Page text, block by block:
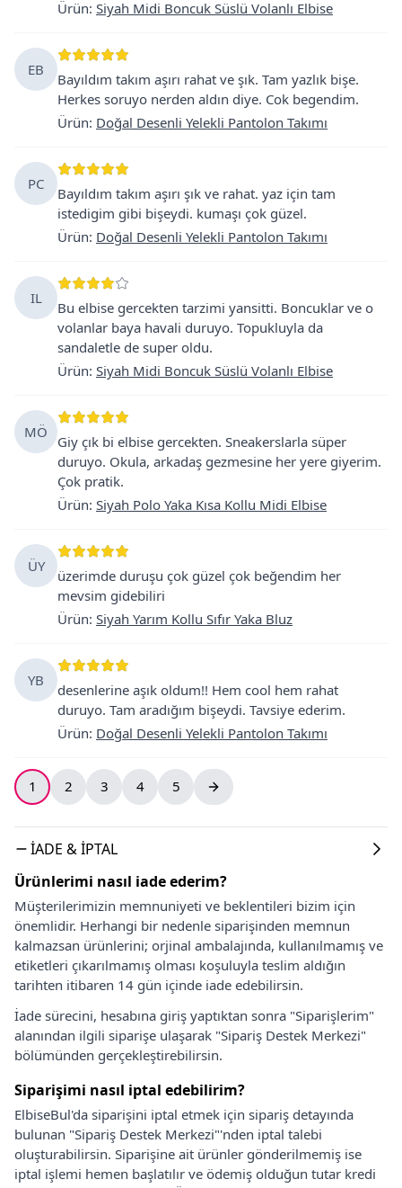
Ürün: Siyah Midi Boncuk Süslü Volanlı Elbise
EB
Bayıldım takım aşırı rahat ve şık. Tam yazlık bişe.
Herkes soruyo nerden aldın diye. Cok begendim.
Ürün: Doğal Desenli Yelekli Pantolon Takımı
PC
Bayıldım takım aşırı şık ve rahat. yaz için tam
istedigim gibi bişeydi. kumaşı çok güzel.
Ürün: Doğal Desenli Yelekli Pantolon Takımı
IL
Bu elbise gercekten tarzimi yansitti. Boncuklar ve o
volanlar baya havali duruyo. Topukluyla da
sandaletle de super oldu.
Ürün: Siyah Midi Boncuk Süslü Volanlı Elbise
MÖ
Giy çık bi elbise gercekten. Sneakerslarla süper
duruyo. Okula, arkadaş gezmesine her yere giyerim.
Çok pratik.
Ürün: Siyah Polo Yaka Kısa Kollu Midi Elbise
ÜY
üzerimde duruşu çok güzel çok beğendim her
mevsim gidebiliri
Ürün: Siyah Yarım Kollu Sıfır Yaka Bluz
YB
desenlerine aşık oldum!! Hem cool hem rahat
duruyo. Tam aradığım bişeydi. Tavsiye ederim.
Ürün: Doğal Desenli Yelekli Pantolon Takımı
1 2 3 4 5
İADE & İPTAL
Ürünlerimi nasıl iade ederim?
Müşterilerimizin memnuniyeti ve beklentileri bizim için
önemlidir. Herhangi bir nedenle siparişinden memnun
kalmazsan ürünlerini; orjinal ambalajında, kullanılmamış ve
etiketleri çıkarılmamış olması koşuluyla teslim aldığın
tarihten itibaren 14 gün içinde iade edebilirsin.
İade sürecini, hesabına giriş yaptıktan sonra "Siparişlerim"
alanından ilgili siparişe ulaşarak "Sipariş Destek Merkezi"
bölümünden gerçekleştirebilirsin.
Siparişimi nasıl iptal edebilirim?
ElbiseBul'da siparişini iptal etmek için sipariş detayında
bulunan "Sipariş Destek Merkezi"'nden iptal talebi
oluşturabilirsin. Siparişine ait ürünler gönderilmemiş ise
iptal işlemi hemen başlatılır ve ödemiş olduğun tutar kredi